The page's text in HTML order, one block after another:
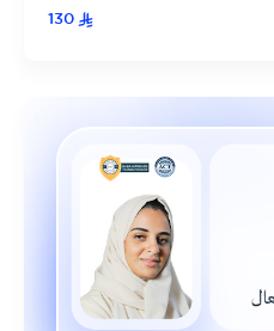
130